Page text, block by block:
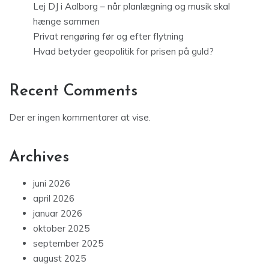
Lej DJ i Aalborg – når planlægning og musik skal
hænge sammen
Privat rengøring før og efter flytning
Hvad betyder geopolitik for prisen på guld?
Recent Comments
Der er ingen kommentarer at vise.
Archives
juni 2026
april 2026
januar 2026
oktober 2025
september 2025
august 2025